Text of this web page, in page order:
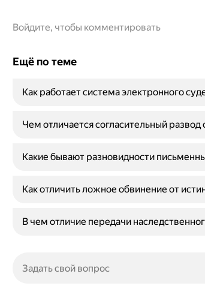
Войдите, чтобы комментировать
Ещё по теме
Как работает система электронного
Чем отличается согласительный
Какие бывают разновидности
Как отличить ложное обвинение от
В чем отличие передачи